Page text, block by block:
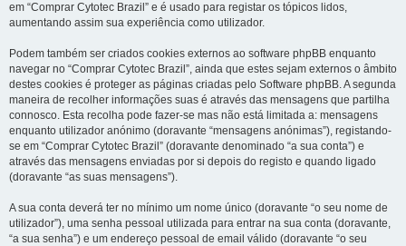
em “Comprar Cytotec Brazil” e é usado para registar os tópicos lidos,
aumentando assim sua experiência como utilizador.
Podem também ser criados cookies externos ao software phpBB enquanto
navegar no “Comprar Cytotec Brazil”, ainda que estes sejam externos o âmbito
destes cookies é proteger as páginas criadas pelo Software phpBB. A segunda
maneira de recolher informações suas é através das mensagens que partilha
connosco. Esta recolha pode fazer-se mas não está limitada a: mensagens
enquanto utilizador anónimo (doravante “mensagens anónimas”), registando-
se em “Comprar Cytotec Brazil” (doravante denominado “a sua conta”) e
através das mensagens enviadas por si depois do registo e quando ligado
(doravante “as suas mensagens”).
A sua conta deverá ter no mínimo um nome único (doravante “o seu nome de
utilizador”), uma senha pessoal utilizada para entrar na sua conta (doravante,
“a sua senha”) e um endereço pessoal de email válido (doravante “o seu